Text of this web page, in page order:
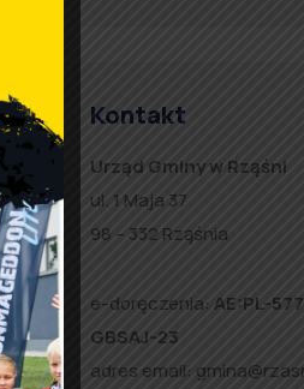
Kontakt
Urząd Gminy w Rząśni
ul. 1 Maja 37
98 – 332 Rząśnia
e-doręczenia: AE:PL-
GBSAJ-23
adres email: